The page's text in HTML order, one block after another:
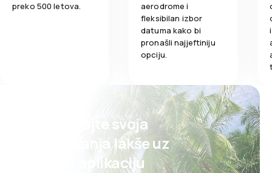
preko 500 letova.
aerodrome i
fleksibilan izbor
datuma kako bi
pronašli najjeftiniju
opciju.
Planirajte svoja
putovanja lakše uz
našu aplikaciju